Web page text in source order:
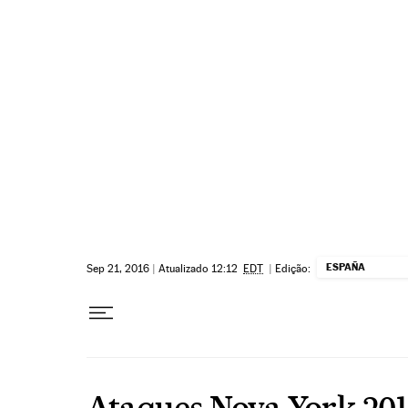
Sep 21, 2016 | Atualizado 12:12 EDT | Edição: ESPAÑA